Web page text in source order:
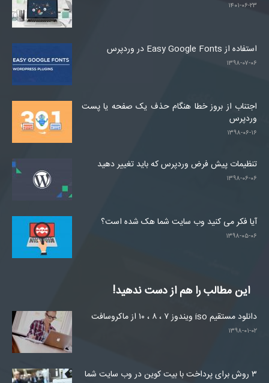
۱۴۰۱-۰۶-۲۳
استفاده از Easy Google Fonts در وردپرس
۱۳۹۸-۰۷-۰۶
اجتناب از بروز خطا هنگام حذف یک صفحه یا پست
وردپرس
۱۳۹۸-۰۶-۱۶
تنظیمات پیش فرض وردپرس که باید تغییر دهید
۱۳۹۸-۰۶-۰۶
آیا فکر می کنید وب سایت شما هک شده است؟
۱۳۹۸-۰۵-۰۶
این مطالب را هم از دست ندهید!
دانلود مستقیم iso ویندوز ۷ ، ۸ ، ۱۰ از ماکروسافت
۱۳۹۸-۰۱-۰۲
۳ روش برای پرداخت با بیت کوین در وب سایت شما